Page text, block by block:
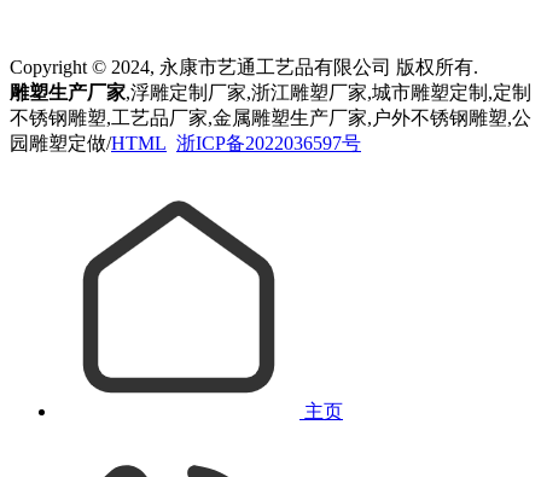
Copyright © 2024, 永康市艺通工艺品有限公司 版权所有.
雕塑生产厂家,浮雕定制厂家,浙江雕塑厂家,城市雕塑定制,定制
不锈钢雕塑,工艺品厂家,金属雕塑生产厂家,户外不锈钢雕塑,公
园雕塑定做/HTML 浙ICP备2022036597号
主页